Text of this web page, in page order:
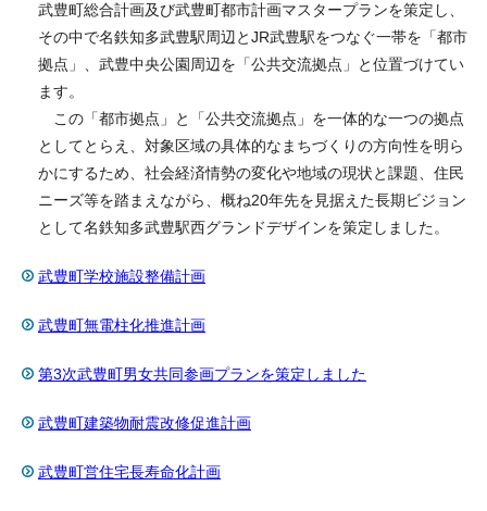
武豊町総合計画及び武豊町都市計画マスタープランを策定し、
その中で名鉄知多武豊駅周辺とJR武豊駅をつなぐ一帯を「都市
拠点」、武豊中央公園周辺を「公共交流拠点」と位置づけてい
ます。
この「都市拠点」と「公共交流拠点」を一体的な一つの拠点
としてとらえ、対象区域の具体的なまちづくりの方向性を明ら
かにするため、社会経済情勢の変化や地域の現状と課題、住民
ニーズ等を踏まえながら、概ね20年先を見据えた長期ビジョン
として名鉄知多武豊駅西グランドデザインを策定しました。
武豊町学校施設整備計画
武豊町無電柱化推進計画
第3次武豊町男女共同参画プランを策定しました
武豊町建築物耐震改修促進計画
武豊町営住宅長寿命化計画